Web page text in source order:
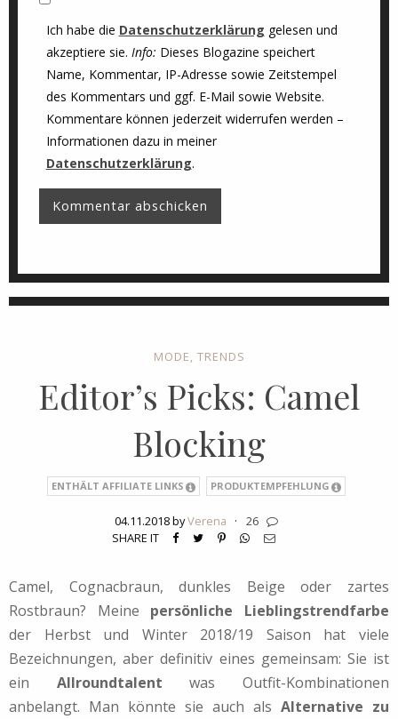
Ich habe die Datenschutzerklärung gelesen und
akzeptiere sie. Info: Dieses Blogazine speichert
Name, Kommentar, IP-Adresse sowie Zeitstempel
des Kommentars und ggf. E-Mail sowie Website.
Kommentare können jederzeit widerrufen werden –
Informationen dazu in meiner
Datenschutzerklärung.
MODE, TRENDS
Editor’s Picks: Camel
Blocking
ENTHÄLT AFFILIATE LINKS PRODUKTEMPFEHLUNG
04.11.2018 byVerena ·
26
SHARE IT
Camel, Cognacbraun, dunkles Beige oder zartes
Rostbraun? Meine persönliche Lieblingstrendfarbe
der Herbst und Winter 2018/19 Saison hat viele
Bezeichnungen, aber definitiv eines gemeinsam: Sie ist
ein Allroundtalent was Outfit-Kombinationen
anbelangt. Man könnte sie auch als Alternative zu